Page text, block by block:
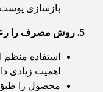
بازسازی پوست
5. روش مصرف را رعایت کنید
استفاده منظم
اهمیت زیادی
محصول را